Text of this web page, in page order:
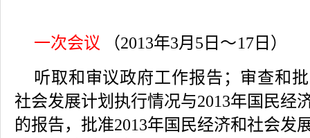
一次会议 （2013年3月5日 ～17日）
听取和审议政府工作报告；审查和
社会发展计划执行情况与2013年国民经
的报告，批准2013年国民经济和社会发